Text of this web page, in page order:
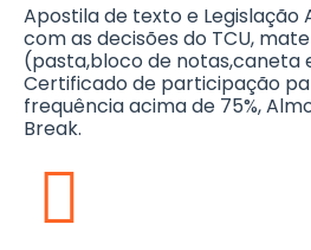
Apostila de texto e Legislação
com as decisões do TCU,
(pasta,bloco de notas,caneta
Certificado de participação
frequência acima de 75%,
Break.